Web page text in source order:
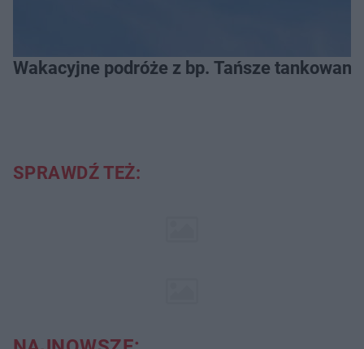
Wakacyjne podróże z bp. Tańsze
SPRAWDŹ TEŻ: